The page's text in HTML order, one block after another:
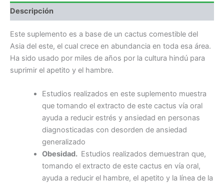
Descripción
Este suplemento es a base de un cactus comestible del
Asia del este, el cual crece en abundancia en toda esa área.
Ha sido usado por miles de años por la cultura hindú para
suprimir el apetito y el hambre.
Estudios realizados en este suplemento muestra
que tomando el extracto de este cactus vía oral
ayuda a reducir estrés y ansiedad en personas
diagnosticadas con desorden de ansiedad
generalizado
Obesidad. Estudios realizados demuestran que,
tomando el extracto de este cactus en vía oral,
ayuda a reducir el hambre, el apetito y la línea de la